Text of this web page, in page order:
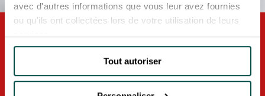
avec d'autres informations que vous leur avez fournies
ou qu'ils ont collectées lors de votre utilisation de leurs
services.
Tout autoriser
NOËL MAGIQUE À
L'HIPPODROME
Du 20 décembre au 2 janvier 2026
Hippodrome de DEAUVILLE-LA TOUQUES
JE RÉSERVE